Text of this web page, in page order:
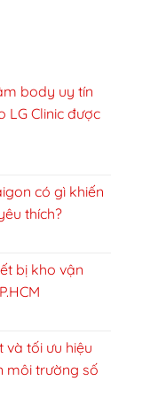
body uy tín
LG Clinic được
có gì khiến
thích?
bị kho vận
tối ưu hiệu
môi trường số